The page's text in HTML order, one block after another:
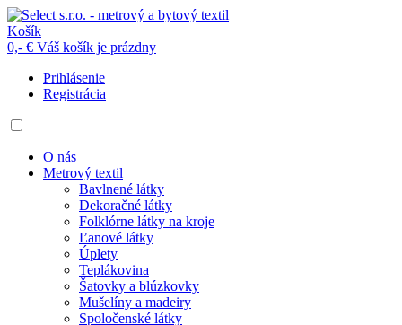
Košík
0,- € Váš košík je prázdny
Prihlásenie
Registrácia
O nás
Metrový textil
Bavlnené látky
Dekoračné látky
Folklórne látky na kroje
Ľanové látky
Úplety
Teplákovina
Šatovky a blúzkovky
Mušelíny a madeiry
Spoločenské látky